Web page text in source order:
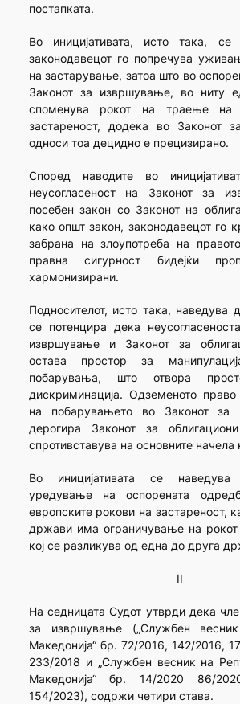
постапката.
Во иницијативата, исто така, се
законодавецот го попречува
на застарување, затоа што во
Законот за извршување, во ниту
споменува рокот на траење на
застареност, додека во Законот
односи тоа децидно е прецизирано.
Според наводите во
неусогласеност на Законот за
посебен закон со Законот на
како општ закон, законодавецот го
забрана на злоупотреба на
правна сигурност бидејќи
хармонизирани.
Подносителот, исто така, наведува
се потенцира дека
извршување и Законот за
остава простор за
побарувања, што отвора
дискриминација. Одземеното
на побарувањето во Законот за
дерогира Законот за
спротивставува на основните начела
Во иницијативата се
уредување на оспорената
европските рокови на застареност,
држави има ограничување на
кој се разликува од една до друга
II
На седницата Судот утврди дека
за извршување („Службен
Македонија“ бр. 72/2016, 142/2016,
233/2018 и „Службен весник на
Македонија“ бр. 14/2020 86/
154/2023), содржи четири става.